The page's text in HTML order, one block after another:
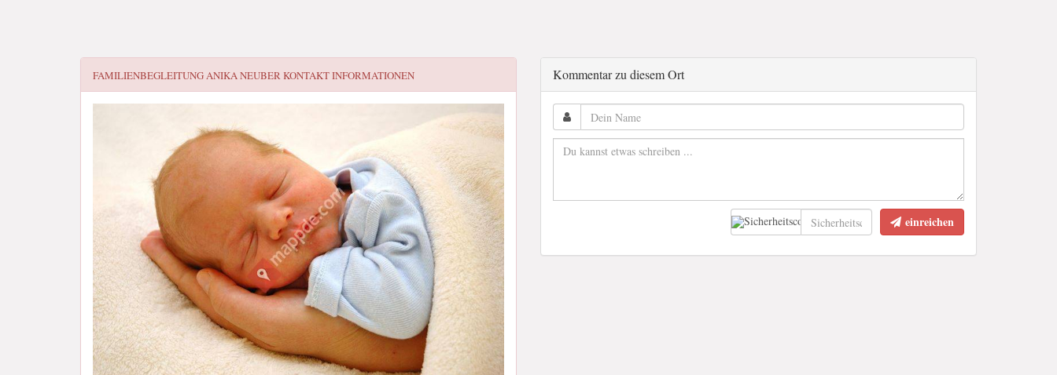
FAMILIENBEGLEITUNG ANIKA NEUBERKONTAKT INFORMATIONEN Kommentar zu diesem Ort
einreichen